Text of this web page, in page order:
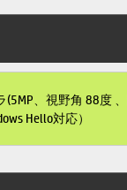
(5MP、視野角 88度
Hello対応）